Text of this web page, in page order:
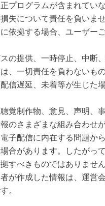
プログラムが含まれてい
失について責任を負いま
依拠する場合、ユーザー
の提供、一時停止、中断
、一切責任を負わないも
信遅延、未着等が生じた
覚制作物、意見、声明、
のさまざまな組み合わせ
子配信に内在する問題か
合があります。したがっ
すべきものではありませ
が作成した情報は、運営
。